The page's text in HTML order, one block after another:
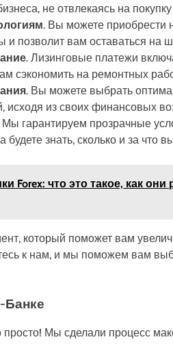
не отвлекаясь на
. Вы можете приобрести
позволит вам оставаться на
. Лизинговые платежи
сэкономить на ремонтных
. Вы можете выбрать
из своих финансовых
Мы гарантируем прозрачные
знать, сколько и за что
Forex: что это такое, как
который поможет вам
к нам, и мы поможем вам
Банке
просто! Мы сделали процесс